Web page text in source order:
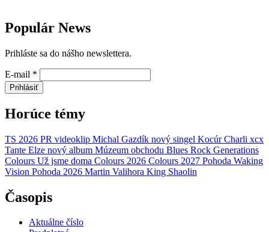
Populár News
Prihláste sa do nášho newslettera.
E-mail *
Prihlásiť
Horúce témy
TS 2026 PR videoklip Michal Gazdík nový singel Kocúr Charli xcx
Tante Elze nový album Múzeum obchodu Blues Rock Generations
Colours Už jsme doma Colours 2026 Colours 2027 Pohoda Waking
Vision Pohoda 2026 Martin Valihora King Shaolin
Časopis
Aktuálne číslo